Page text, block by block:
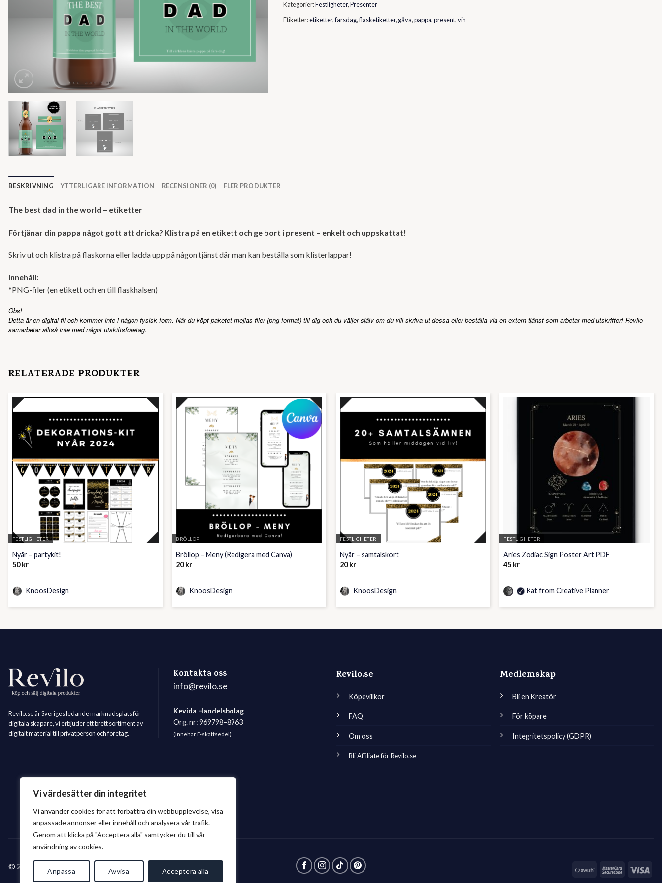
Vi värdesätter din integritet
Vi använder cookies för att förbättra din webbupplevelse, visa
anpassade annonser eller innehåll och analysera vår trafik.
Genom att klicka på "Acceptera alla" samtycker du till vår
användning av cookies.
Anpassa Avvisa Acceptera alla
Kategorier:Festligheter,Presenter
Etiketter:etiketter,farsdag,flasketiketter, gåva,pappa,present,vin
BESKRIVNING YTTERLIGARE INFORMATION RECENSIONER (0) FLER PRODUKTER
The best dad in the world – etiketter
Förtjänar din pappa något gott att dricka? Klistra på en etikett och ge bort i present – enkelt och uppskattat!
Skriv ut och klistra på flaskorna eller ladda upp på någon tjänst där man kan beställa som klisterlappar!
Innehåll:
*PNG-filer (en etikett och en till flaskhalsen)
Obs!
Detta är en digital fil och kommer inte i någon fysisk form. När du köpt paketet mejlas filer (png-format) till dig och du väljer själv om du vill skriva ut dessa eller beställa via en extern tjänst som arbetar med utskrifter! Revilo
samarbetar alltså inte med något utskiftsföretag.
RELATERADE PRODUKTER
FESTLIGHETER
Nyår – partykit!
50kr
KnoosDesign
BRÖLLOP
Bröllop – Meny (Redigera med Canva)
20kr
KnoosDesign
FESTLIGHETER
Nyår – samtalskort
20kr
KnoosDesign
FESTLIGHETER
Aries Zodiac Sign Poster Art PDF
45 kr
Kat from Creative Planner
Revilo.se är Sveriges ledande marknadsplats för
digitala skapare, vi erbjuder ett brett sortiment av
digitalt material till privatperson och företag.
Kontakta oss
info@revilo.se
Kevida Handelsbolag
Org. nr: 969798–8963
(Innehar F-skattsedel)
Revilo.se
Köpevillkor
FAQ
Om oss
Bli Affiliate för Revilo.se
Medlemskap
Bli en Kreatör
För köpare
Integritetspolicy (GDPR)
© 2026 Revilo.se